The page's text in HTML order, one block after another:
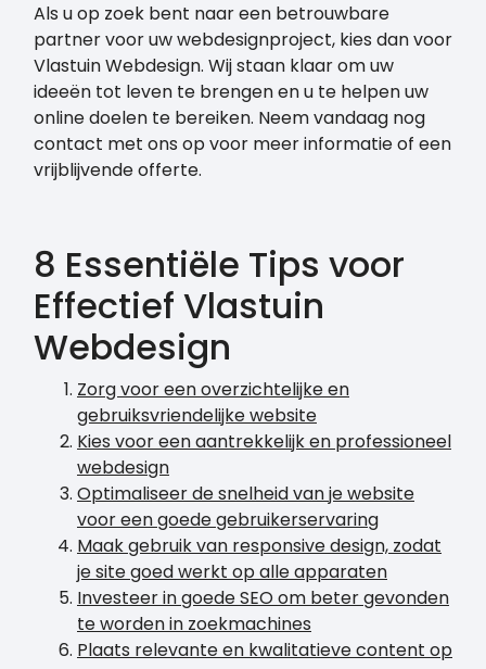
Als u op zoek bent naar een betrouwbare
partner voor uw webdesignproject, kies dan voor
Vlastuin Webdesign. Wij staan klaar om uw
ideeën tot leven te brengen en u te helpen uw
online doelen te bereiken. Neem vandaag nog
contact met ons op voor meer informatie of een
vrijblijvende offerte.
8 Essentiële Tips voor
Effectief Vlastuin
Webdesign
Zorg voor een overzichtelijke en
gebruiksvriendelijke website
Kies voor een aantrekkelijk en professioneel
webdesign
Optimaliseer de snelheid van je website
voor een goede gebruikerservaring
Maak gebruik van responsive design, zodat
je site goed werkt op alle apparaten
Investeer in goede SEO om beter gevonden
te worden in zoekmachines
Plaats relevante en kwalitatieve content op